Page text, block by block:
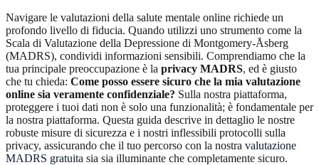
Navigare le valutazioni della salute mentale online richiede un
profondo livello di fiducia. Quando utilizzi uno strumento come la
Scala di Valutazione della Depressione di Montgomery-Åsberg
(MADRS), condividi informazioni sensibili. Comprendiamo che la
tua principale preoccupazione è la privacy MADRS, ed è giusto
che tu chieda: Come posso essere sicuro che la mia valutazione
online sia veramente confidenziale? Sulla nostra piattaforma,
proteggere i tuoi dati non è solo una funzionalità; è fondamentale per
la nostra piattaforma. Questa guida descrive in dettaglio le nostre
robuste misure di sicurezza e i nostri inflessibili protocolli sulla
privacy, assicurando che il tuo percorso con la nostra valutazione
MADRS gratuita sia sia illuminante che completamente sicuro.